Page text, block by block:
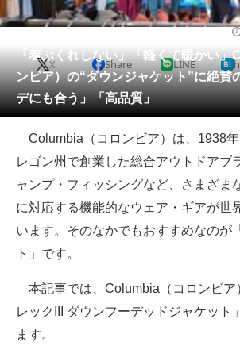
動物 リサーチ
会員記事
メディア
注目記事を集めた総合ページ
ITの今と未来を見通す
スマホと通信の最新トレンド
好きが集まる 比べて選べる
ビジネスと働き方のヒント
「着ぶくれしない」「軽くて暖かい」
ンビア）の“ダウンジャケット”に絶賛
デにも合う」「高品質」
X Share LINE
Columbia（コロンビア）は、1938
レゴン州で創業した総合アウトドアブ
ャンプ・フィッシングなど、さまざま
に対応する機能的なウェア・ギアが世
います。そのなかでもおすすめなのが
ト」です。
本記事では、Columbia（コロンビア
レックIII ダウンフーデッドジャケット
ます。